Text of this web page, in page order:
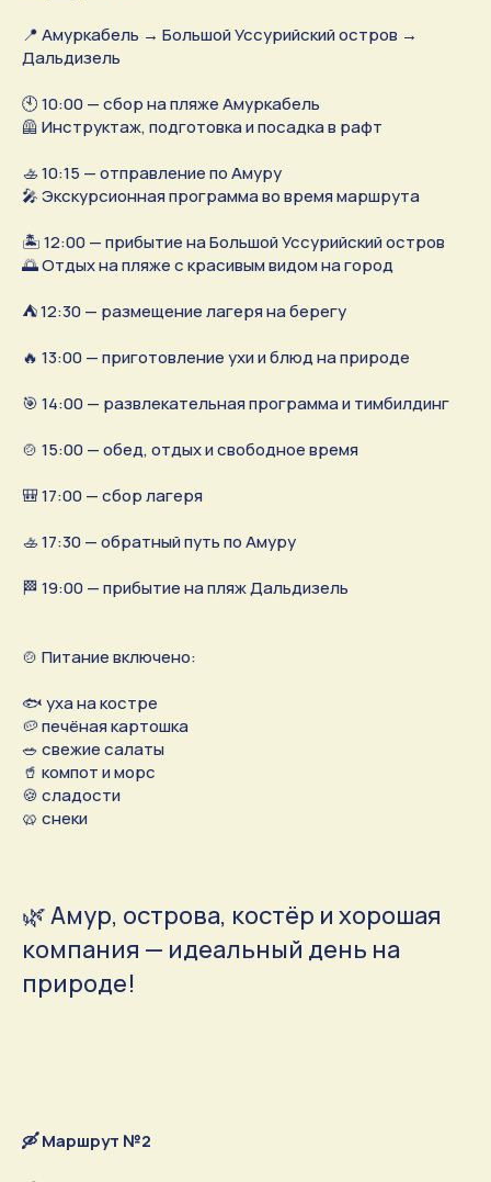
📍 Амуркабель → Большой Уссурийский остров →
Дальдизель
🕙 10:00 — сбор на пляже Амуркабель
🦺 Инструктаж, подготовка и посадка в рафт
🚣 10:15 — отправление по Амуру
🎤 Экскурсионная программа во время маршрута
🏝 12:00 — прибытие на Большой Уссурийский остров
🌅 Отдых на пляже с красивым видом на город
⛺️ 12:30 — размещение лагеря на берегу
🔥 13:00 — приготовление ухи и блюд на природе
🎯 14:00 — развлекательная программа и тимбилдинг
🍲 15:00 — обед, отдых и свободное время
🎒 17:00 — сбор лагеря
🚣 17:30 — обратный путь по Амуру
🏁 19:00 — прибытие на пляж Дальдизель
🍲 Питание включено:
🐟 уха на костре
🥔 печёная картошка
🥗 свежие салаты
🥤 компот и морс
🍪 сладости
🥨 снеки
🌿 Амур, острова, костёр и хорошая
компания — идеальный день на
природе!
🛶 Маршрут №2